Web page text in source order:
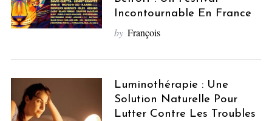
Incontournable En France
by François
Luminothérapie : Une
Solution Naturelle Pour
Lutter Contre Les Troubles